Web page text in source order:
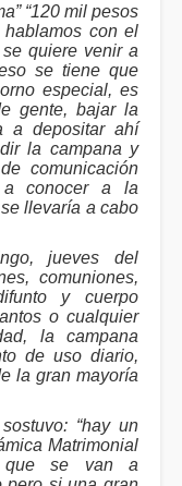
“120 mil pesos
con el
quiere venir a
se tiene que
especial, es
gente, bajar la
a depositar ahí
la campana y
comunicación
conocer a la
llevaría a cabo
jueves del
comuniones,
y cuerpo
o cualquier
la campana
de uso diario,
la gran mayoría
“hay un
Matrimonial
que se van a